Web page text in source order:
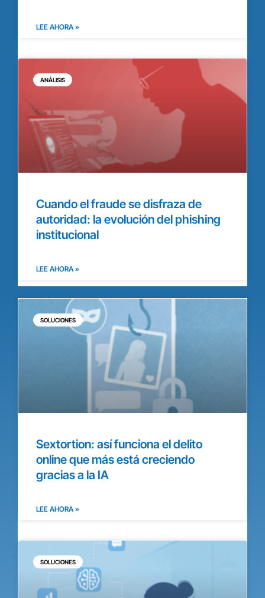
LEE AHORA »
ANÁLISIS
Cuando el fraude se disfraza de
autoridad: la evolución del phishing
institucional
LEE AHORA »
SOLUCIONES
Sextortion: así funciona el delito
online que más está creciendo
gracias a la IA
LEE AHORA »
SOLUCIONES